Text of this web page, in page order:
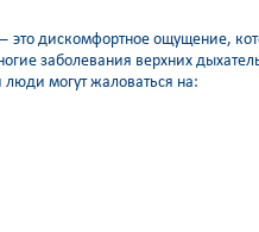
это дискомфортное ощущение,
заболевания верхних
люди могут жаловаться на: